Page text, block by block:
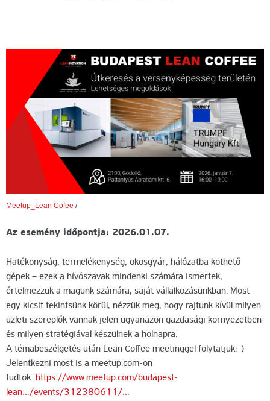
Meetup_Lean Cofee /
Az esemény időpontja: 2026.01.07.
Hatékonyság, termelékenység, okosgyár, hálózatba köthető
gépek – ezek a hívószavak mindenki számára ismertek,
értelmezzük a magunk számára, saját vállalkozásunkban. Most
egy kicsit tekintsünk körül, nézzük meg, hogy rajtunk kívül milyen
üzleti szereplők vannak jelen ugyanazon gazdasági környezetben
és milyen stratégiával készülnek a holnapra.
A témabeszélgetés után Lean Coffee meetinggel folytatjuk:-)
Jelentkezni most is a meetup.com-on
tudtok: https://www.meetup.com/budapest-
lean…/events/312380611/…